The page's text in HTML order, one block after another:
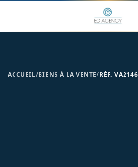
ACCUEIL/BIENS À LA VENTE/RÉF.